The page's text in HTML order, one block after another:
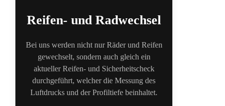
Reifen- und Radwechsel
Bei uns werden nicht nur Räder und Reifen
gewechselt, sondern auch gleich ein
aktueller Reifen- und Sicherheitscheck
durchgeführt, welcher die Messung des
Luftdrucks und der Profiltiefe beinhaltet.